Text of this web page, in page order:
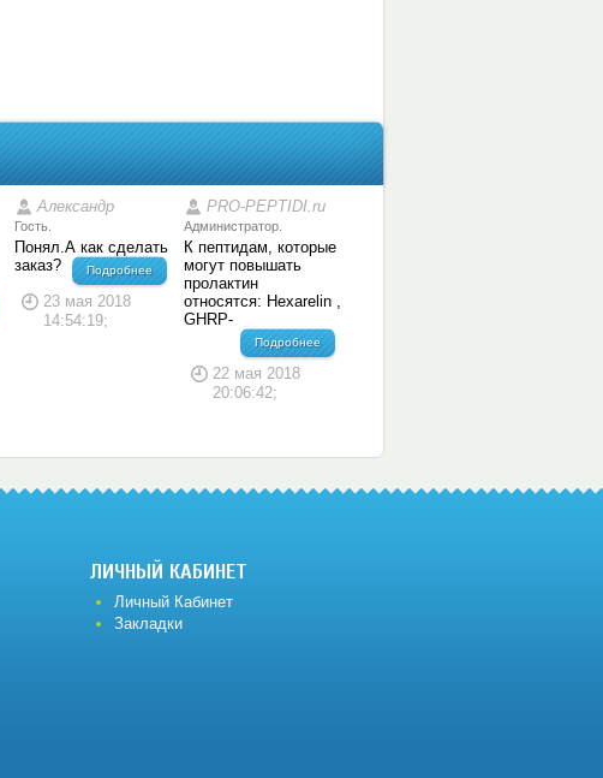
Александр
Гость.
Понял.А как сделать
заказ?
Подробнее
23 мая 2018
14:54:19;
PRO-PEPTIDI.ru
Администратор.
К пептидам, которые
могут повышать
пролактин
относятся: Hexarelin ,
GHRP-
Подробнее
22 мая 2018
20:06:42;
ЛИЧНЫЙ КАБИНЕТ
Личный Кабинет
Закладки